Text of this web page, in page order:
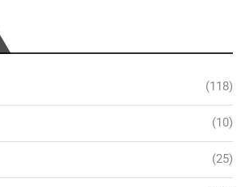
(118)
(10)
(25)